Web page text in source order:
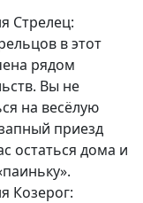
Стрелец:
в этот
рядом
Вы не
на весёлую
приезд
остаться дома и
Козерог: